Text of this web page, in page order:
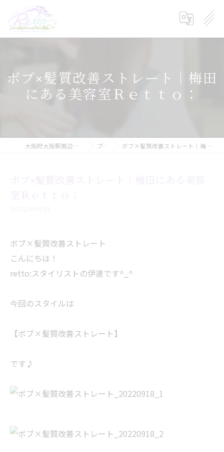
ボブ×髪質改善ストレート｜梅田
にある美容室Ｒｅｔｔｏ：
大阪府大阪駅周辺の美容院ならRetto: ブログ ボブ×髪質改善ストレート｜梅田にある美容室Ｒｅｔｔｏ：
ボブ×髪質改善ストレート｜梅田にある美容
室Ｒｅｔｔｏ：
2022/09/25
ボブ×髪質改善ストレート
こんにちは！
retto:スタイリストの伊達です^_^
今回のスタイルは
【ボブ×髪質改善ストレート】
です♪